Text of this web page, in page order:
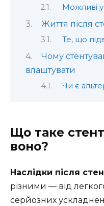
Можливі
Життя після
Те, що
Чому
влаштувати
Чи є
Що таке
воно?
Наслідки після
різними — від
серйозних